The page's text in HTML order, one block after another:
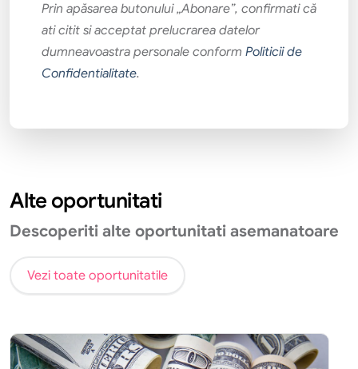
Prin apăsarea butonului „Abonare”, confirmati că
ati citit si acceptat prelucrarea datelor
dumneavoastra personale conform Politicii de
Confidentialitate.
Alte oportunitati
Descoperiti alte oportunitati asemanatoare
Vezi toate oportunitatile